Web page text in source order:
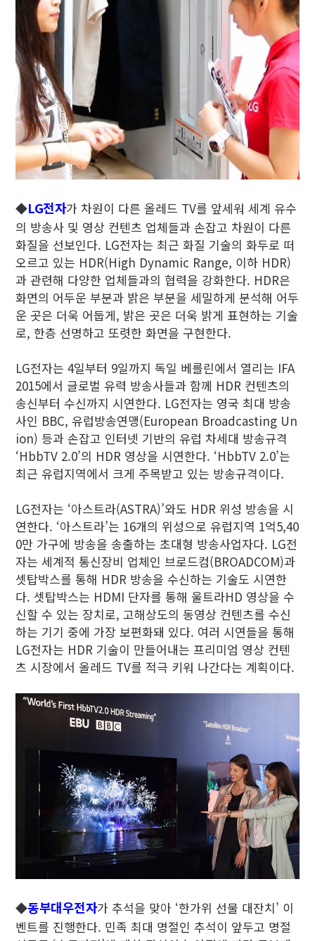
◆LG전자가 차원이 다른 올레드 TV를 앞세워 세계 유수
의 방송사 및 영상 컨텐츠 업체들과 손잡고 차원이 다른
화질을 선보인다. LG전자는 최근 화질 기술의 화두로 떠
오르고 있는 HDR(High Dynamic Range, 이하 HDR)
과 관련해 다양한 업체들과의 협력을 강화한다. HDR은
화면의 어두운 부분과 밝은 부분을 세밀하게 분석해 어두
운 곳은 더욱 어둡게, 밝은 곳은 더욱 밝게 표현하는 기술
로, 한층 선명하고 또렷한 화면을 구현한다.
LG전자는 4일부터 9일까지 독일 베를린에서 열리는 IFA
2015에서 글로벌 유력 방송사들과 함께 HDR 컨텐츠의
송신부터 수신까지 시연한다. LG전자는 영국 최대 방송
사인 BBC, 유럽방송연맹(European Broadcasting Un
ion) 등과 손잡고 인터넷 기반의 유럽 차세대 방송규격
‘HbbTV 2.0’의 HDR 영상을 시연한다. ‘HbbTV 2.0’는
최근 유럽지역에서 크게 주목받고 있는 방송규격이다.
LG전자는 ‘아스트라(ASTRA)’와도 HDR 위성 방송을 시
연한다. ‘아스트라’는 16개의 위성으로 유럽지역 1억5,40
0만 가구에 방송을 송출하는 초대형 방송사업자다. LG전
자는 세계적 통신장비 업체인 브로드컴(BROADCOM)과
셋탑박스를 통해 HDR 방송을 수신하는 기술도 시연한
다. 셋탑박스는 HDMI 단자를 통해 울트라HD 영상을 수
신할 수 있는 장치로, 고해상도의 동영상 컨텐츠를 수신
하는 기기 중에 가장 보편화돼 있다. 여러 시연들을 통해
LG전자는 HDR 기술이 만들어내는 프리미엄 영상 컨텐
츠 시장에서 올레드 TV를 적극 키워 나간다는 계획이다.
◆동부대우전자가 추석을 맞아 ‘한가위 선물 대잔치’ 이
벤트를 진행한다. 민족 최대 명절인 추석이 앞두고 명절